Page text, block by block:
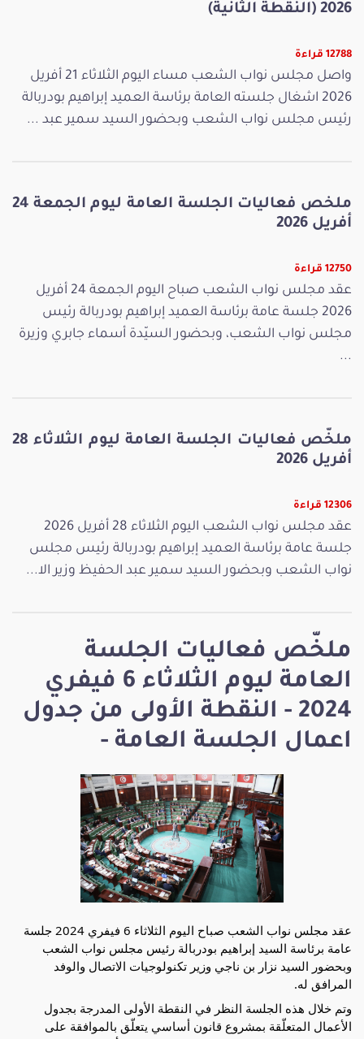
ملخّص فعاليات الجلسة
العامة ليوم الثلاثاء 6 فيفري
2024 - النقطة الأولى من جدول
اعمال الجلسة العامة -
عقد مجلس نواب الشعب صباح اليوم الثلاثاء 6 فيفري 2024 جلسة
عامة برئاسة السيد إبراهيم بودربالة رئيس مجلس نواب الشعب
وبحضور السيد نزار بن ناجي وزير تكنولوجيات الاتصال والوفد
المرافق له.
وتم خلال هذه الجلسة النظر في النقطة الأولى المدرجة بجدول
الأعمال المتعلّقة بمشروع قانون أساسي يتعلّق بالموافقة على
2026 (النقطة الثانية)
12788 قراءة
واصل مجلس نواب الشعب مساء اليوم الثلاثاء 21 أفريل
2026 اشغال جلسته العامة برئاسة العميد إبراهيم بودربالة
رئيس مجلس نواب الشعب وبحضور السيد سمير عبد ...
ملخص فعاليات الجلسة العامة ليوم الجمعة 24
أفريل 2026
12750 قراءة
عقد مجلس نواب الشعب صباح اليوم الجمعة 24 أفريل
2026 جلسة عامة برئاسة العميد إبراهيم بودربالة رئيس
مجلس نواب الشعب، وبحضور السيّدة أسماء جابري وزيرة
...
ملخّص فعاليات الجلسة العامة ليوم الثلاثاء 28
أفريل 2026
12306 قراءة
عقد مجلس نواب الشعب اليوم الثلاثاء 28 أفريل 2026
جلسة عامة برئاسة العميد إبراهيم بودربالة رئيس مجلس
نواب الشعب وبحضور السيد سمير عبد الحفيظ وزير الا...